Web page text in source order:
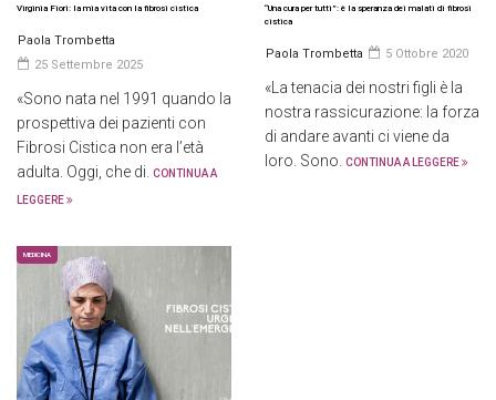
i
o
n
i
n
Virginia Fiori: la mia vita con la fibrosi cistica
Paola Trombetta
25 Settembre 2025
«Sono nata nel 1991 quando la
prospettiva dei pazienti con
Fibrosi Cistica non era l’età
adulta. Oggi, che di. CONTINUA A
LEGGERE
“Una cura per tutti”: è la speranza dei malati di fibrosi
cistica
Paola Trombetta 5 Ottobre 2020
«La tenacia dei nostri figli è la
nostra rassicurazione: la forza
di andare avanti ci viene da
loro. Sono. CONTINUA A LEGGERE
MEDICINA